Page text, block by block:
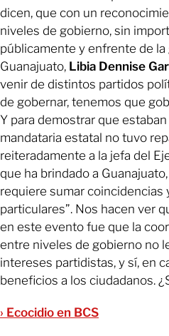
dicen, que con un
niveles de gobierno, sin
públicamente y enfrente de la
Guanajuato, Libia Dennise
venir de distintos partidos
de gobernar, tenemos que
Y para demostrar que
mandataria estatal no tuvo
reiteradamente a la jefa del
que ha brindado a
requiere sumar coincidencias
particulares”. Nos hacen ver
en este evento fue que la
entre niveles de gobierno no
intereses partidistas, y sí, en
beneficios a los ciudadanos.
› Ecocidio en BCS